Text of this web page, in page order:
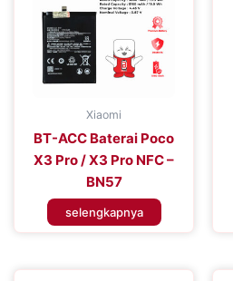
Xiaomi
BT-ACC Baterai Poco
X3 Pro / X3 Pro NFC –
BN57
selengkapnya